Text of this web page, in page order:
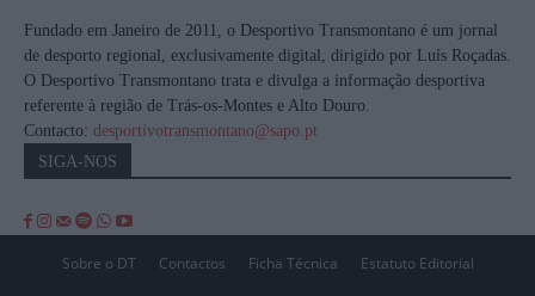
Fundado em Janeiro de 2011, o Desportivo Transmontano é um jornal
de desporto regional, exclusivamente digital, dirigido por Luís Roçadas.
O Desportivo Transmontano trata e divulga a informação desportiva
referente à região de Trás-os-Montes e Alto Douro.
Contacto: desportivotransmontano@sapo.pt
SIGA-NOS
Sobre o DT Contactos Ficha Técnica Estatuto Editorial